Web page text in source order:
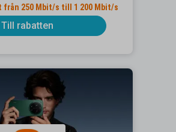
250 Mbit/s till 1 200 Mbit/s
Till rabatten